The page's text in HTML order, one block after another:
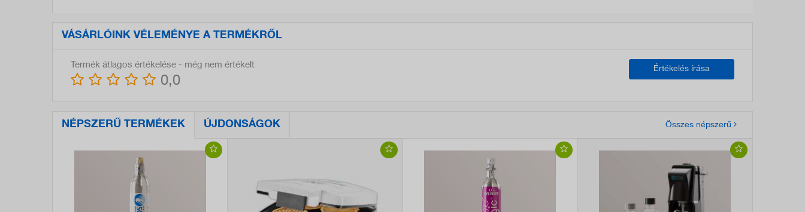
VÁSÁRLÓINK VÉLEMÉNYE A TERMÉKRŐL
Értékelés írása
Termék átlagos értékelése - még nem értékelt
0,0
NÉPSZERŰ TERMÉKEK ÚJDONSÁGOK Összes népszerű